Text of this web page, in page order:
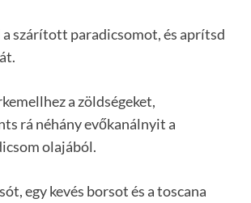
szárított paradicsomot, és aprítsd
a zöldségeket,
rá néhány evőkanálnyit a
olajából.
egy kevés borsot és a toscana